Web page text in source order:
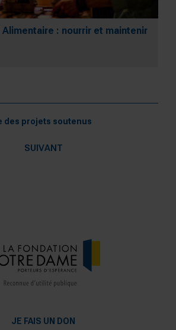
: nourrir et maintenir
des projets soutenus
SUIVANT
JE FAIS UN DON